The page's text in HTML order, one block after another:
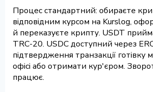
Процес стандартний: обираєте
відповідним курсом на Kurslog,
й переказуєте крипту. USDT
TRC-20. USDC доступний через
підтвердження транзакції готівку
офісі або отримати кур'єром.
працює.